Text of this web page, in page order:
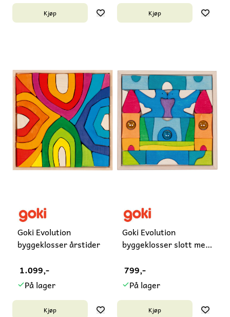
Kjøp Kjøp
Goki Evolution
byggeklosser årstider
1.099,-
På lager
Kjøp
Goki Evolution
byggeklosser slott med
799,-
På lager
Kjøp